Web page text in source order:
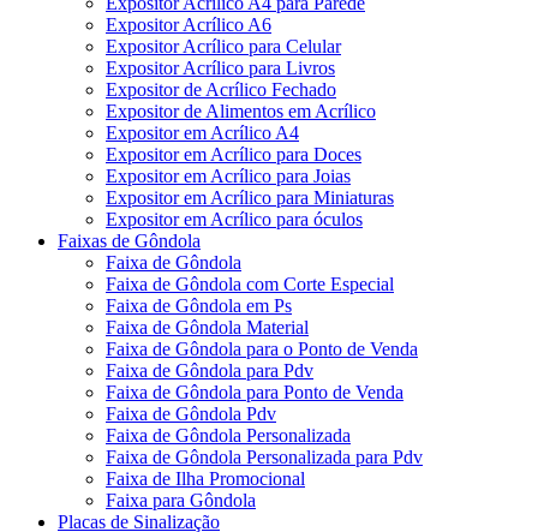
Expositor Acrílico A6
Expositor Acrílico para Celular
Expositor Acrílico para Livros
Expositor de Acrílico Fechado
Expositor de Alimentos em Acrílico
Expositor em Acrílico A4
Expositor em Acrílico para Doces
Expositor em Acrílico para Joias
Expositor em Acrílico para Miniaturas
Expositor em Acrílico para óculos
Faixas de Gôndola
Faixa de Gôndola
Faixa de Gôndola com Corte Especial
Faixa de Gôndola em Ps
Faixa de Gôndola Material
Faixa de Gôndola para o Ponto de Venda
Faixa de Gôndola para Pdv
Faixa de Gôndola para Ponto de Venda
Faixa de Gôndola Pdv
Faixa de Gôndola Personalizada
Faixa de Gôndola Personalizada para Pdv
Faixa de Ilha Promocional
Faixa para Gôndola
Placas de Sinalização